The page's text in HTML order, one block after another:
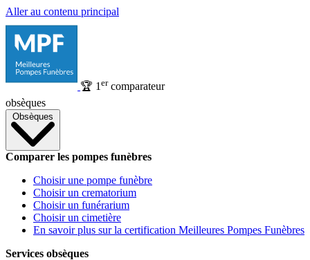
Aller au contenu principal
🏆 1 ercomparateur
obsèques
Obsèques
Comparer les pompes funèbres
Choisir une pompe funèbre
Choisir un crematorium
Choisir un funérarium
Choisir un cimetière
En savoir plus sur la certification Meilleures Pompes Funèbres
Services obsèques